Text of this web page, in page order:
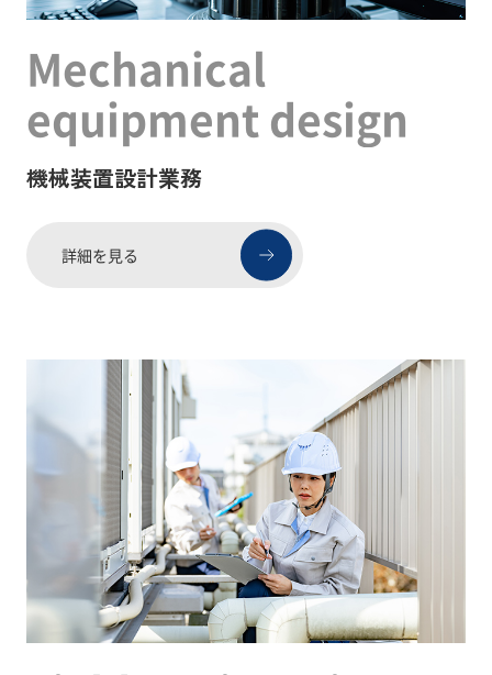
Mechanical
equipment design
機械装置設計業務
詳細を見る